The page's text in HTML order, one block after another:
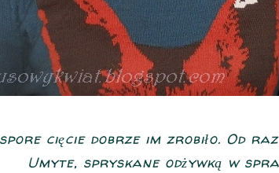
cięcie dobrze im zrobiło. Od
Umyte, spryskane odżywką w